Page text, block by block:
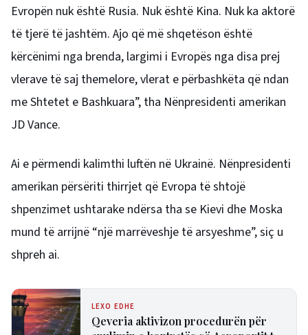
Evropën nuk është Rusia. Nuk është Kina. Nuk ka aktorë
të tjerë të jashtëm. Ajo që më shqetëson është
kërcënimi nga brenda, largimi i Evropës nga disa prej
vlerave të saj themelore, vlerat e përbashkëta që ndan
me Shtetet e Bashkuara”, tha Nënpresidenti amerikan
JD Vance.
Ai e përmendi kalimthi luftën në Ukrainë. Nënpresidenti
amerikan përsëriti thirrjet që Evropa të shtojë
shpenzimet ushtarake ndërsa tha se Kievi dhe Moska
mund të arrijnë “një marrëveshje të arsyeshme”, siç u
shpreh ai.
LEXO EDHE
Qeveria aktivizon procedurën për